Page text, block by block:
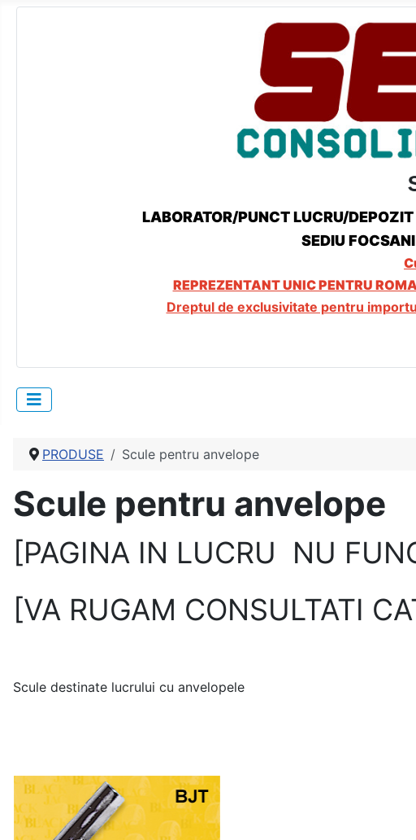
LABORATOR/PUNCT LUCRU/
SEDIU
REPREZENTANT UNIC PENTRU
Dreptul de exclusivitate pentru
PRODUSE Scule pentru anvelope
Scule pentru anvelope
[PAGINA IN LUCRU NU
[VA RUGAM CONSULTATI
Scule destinate lucrului cu anvelopele